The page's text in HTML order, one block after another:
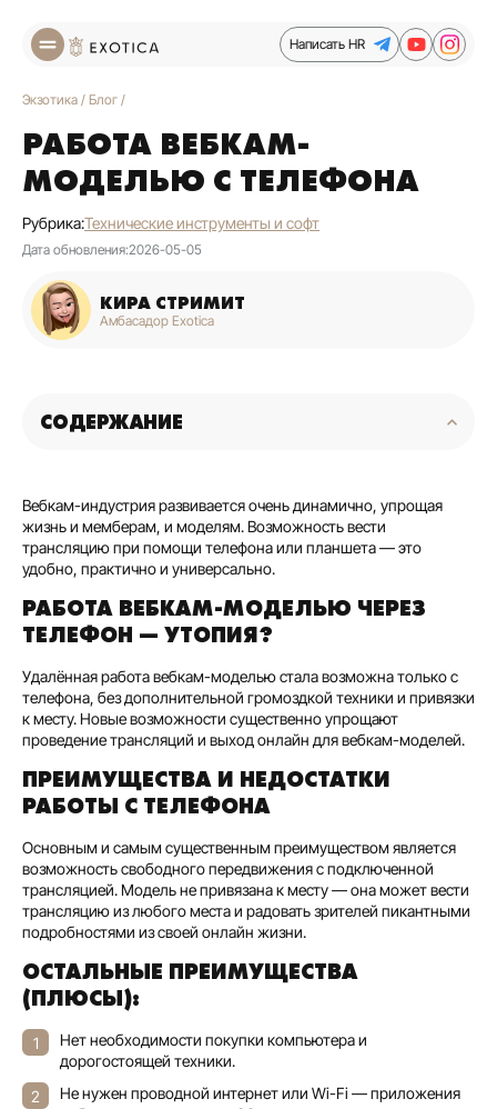
Написать HR
Экзотика / Блог /
РАБОТА ВЕБКАМ-
МОДЕЛЬЮ С ТЕЛЕФОНА
Рубрика:Технические инструменты и софт
Дата обновления:2026-05-05
КИРА СТРИМИТ
Амбасадор Exotica
СОДЕРЖАНИЕ
Вебкам-индустрия развивается очень динамично, упрощая
жизнь и мемберам, и моделям. Возможность вести
трансляцию при помощи телефона или планшета — это
удобно, практично и универсально.
РАБОТА ВЕБКАМ-МОДЕЛЬЮ ЧЕРЕЗ
ТЕЛЕФОН — УТОПИЯ?
Удалённая работа вебкам-моделью стала возможна только с
телефона, без дополнительной громоздкой техники и привязки
к месту. Новые возможности существенно упрощают
проведение трансляций и выход онлайн для вебкам-моделей.
ПРЕИМУЩЕСТВА И НЕДОСТАТКИ
РАБОТЫ С ТЕЛЕФОНА
Основным и самым существенным преимуществом является
возможность свободного передвижения с подключенной
трансляцией. Модель не привязана к месту — она может вести
трансляцию из любого места и радовать зрителей пикантными
подробностями из своей онлайн жизни.
ОСТАЛЬНЫЕ ПРЕИМУЩЕСТВА
(ПЛЮСЫ):
Нет необходимости покупки компьютера и
дорогостоящей техники.
Не нужен проводной интернет или Wi-Fi — приложения